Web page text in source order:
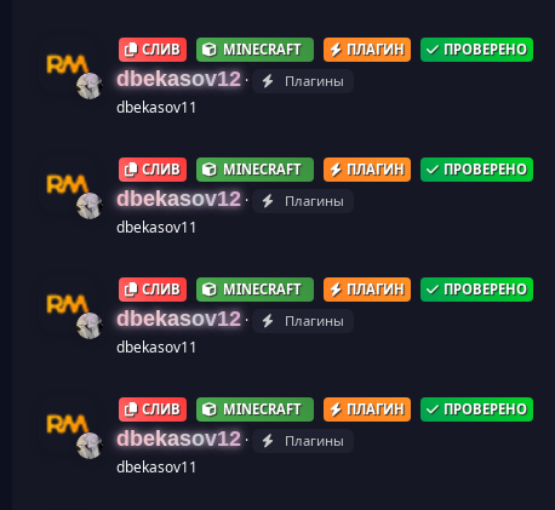
СЛИВ MINECRAFT ПЛАГИН ПРОВЕРЕНО
dbekasov12
Плагины
dbekasov11
СЛИВ MINECRAFT ПЛАГИН ПРОВЕРЕНО
dbekasov12
Плагины
dbekasov11
СЛИВ MINECRAFT ПЛАГИН ПРОВЕРЕНО
dbekasov12
Плагины
dbekasov11
СЛИВ MINECRAFT ПЛАГИН ПРОВЕРЕНО
dbekasov12
Плагины
dbekasov11